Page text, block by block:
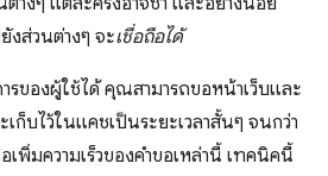
งส่วนต่างๆ จะเชื่อถือได้
รของผู้ใช้ได้ คุณสามารถขอหน้าเว็บและ
ก็บไว้ในแคชเป็นระยะเวลาสั้นๆ จนกว่า
เพิ่มความเร็วของคําขอเหล่านี้ เทคนิคนี้